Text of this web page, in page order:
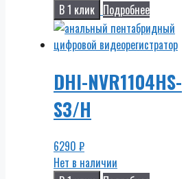
В 1 клик Подробнее
DHI-NVR1104HS-
S3/H
6290 ₽
Нет в наличии